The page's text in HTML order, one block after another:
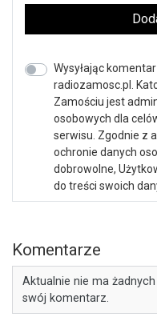
Wysyłając
radiozamosc.pl.
Zamościu jest
osobowych dla
serwisu. Zgodnie z
ochronie danych
dobrowolne,
do treści swoich
Komentarze
Aktualnie nie ma
swój komentarz.